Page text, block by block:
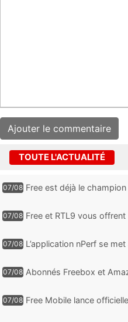
TOUTE L'ACTUALITÉ
07/08 Free est déjà le
07/08 Free et RTL9 vous
07/08 L’application nPerf se
07/08 Abonnés Freebox et
07/08 Free Mobile lance